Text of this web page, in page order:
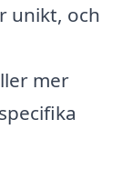
unikt, och
mer